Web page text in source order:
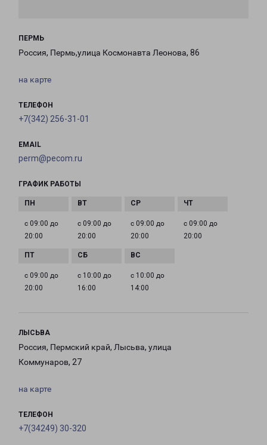
ПЕРМЬ
Россия, Пермь,улица Космонавта Леонова, 86
на карте
ТЕЛЕФОН
+7(342) 256-31-01
EMAIL
perm@pecom.ru
ГРАФИК РАБОТЫ
с 09:00 до
20:00
с 09:00 до
20:00
с 09:00 до
20:00
с 09:00 до
20:00
с 09:00 до
20:00
с 10:00 до
16:00
с 10:00 до
14:00
ЛЫСЬВА
Россия, Пермский край, Лысьва, улица
Коммунаров, 27
на карте
ТЕЛЕФОН
+7(34249) 30-320